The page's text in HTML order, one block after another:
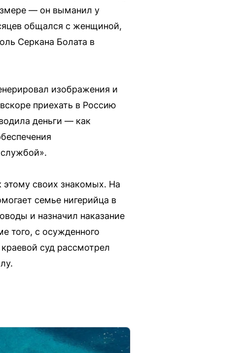
— он выманил у
общался с женщиной,
Серкана Болата в
изображения и
приехать в Россию
деньги — как
своих знакомых. На
семье нигерийца в
и назначил наказание
того, с осужденного
суд рассмотрел